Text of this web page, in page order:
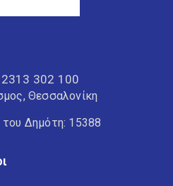
2313 302 100
Θεσσαλονίκη
Δημότη: 15388